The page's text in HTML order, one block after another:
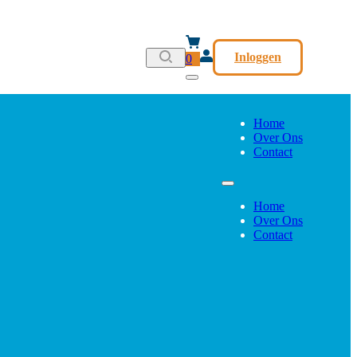
0 Inloggen
Home
Over Ons
Contact
Home
Over Ons
Contact